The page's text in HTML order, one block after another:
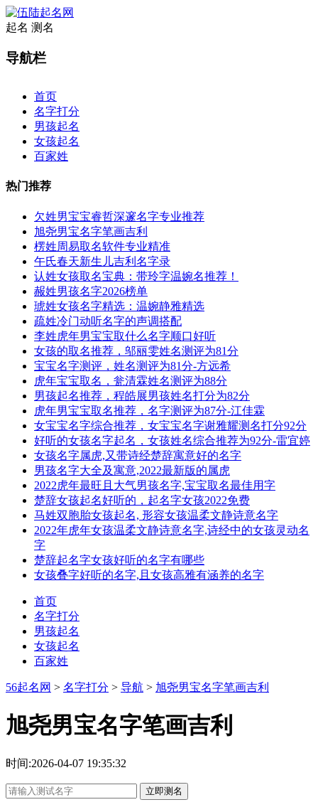
起名 测名
导航栏
首页
名字打分
男孩起名
女孩起名
百家姓
热门推荐
欠姓男宝宝睿哲深邃名字专业推荐
旭尧男宝名字笔画吉利
楞姓周易取名软件专业精准
午氏春天新生儿吉利名字录
认姓女孩取名宝典：带玲字温婉名推荐！
赧姓男孩名字2026榜单
琥姓女孩名字精选：温婉静雅精选
疏姓冷门动听名字的声调搭配
李姓虎年男宝宝取什么名字顺口好听
女孩的取名推荐，邬丽雯姓名测评为81分
宝宝名字测评，姓名测评为81分-方远希
虎年宝宝取名，瓮清霖姓名测评为88分
男孩起名推荐，程皓展男孩姓名打分为82分
虎年男宝宝取名推荐，名字测评为87分-江佳霖
女宝宝名字综合推荐，女宝宝名字谢雅耀测名打分92分
好听的女孩名字起名，女孩姓名综合推荐为92分-雷宜婷
女孩名字属虎,又带诗经楚辞寓意好的名字
男孩名字大全及寓意,2022最新版的属虎
2022虎年最旺且大气男孩名字,宝宝取名最佳用字
楚辞女孩起名好听的，起名字女孩2022免费
马姓双胞胎女孩起名, 形容女孩温柔文静诗意名字
2022年虎年女孩温柔文静诗意名字,诗经中的女孩灵动名
字
楚辞起名字女孩好听的名字有哪些
女孩叠字好听的名字,且女孩高雅有涵养的名字
首页
名字打分
男孩起名
女孩起名
百家姓
56起名网 > 名字打分 > 导航 > 旭尧男宝名字笔画吉利
旭尧男宝名字笔画吉利
时间:2026-04-07 19:35:32
立即测名